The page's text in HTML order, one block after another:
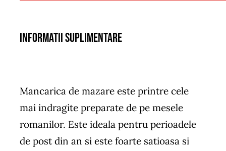
Informatii suplimentare
Mancarica de mazare este printre cele
mai indragite preparate de pe mesele
romanilor. Este ideala pentru perioadele
de post din an si este foarte satioasa si